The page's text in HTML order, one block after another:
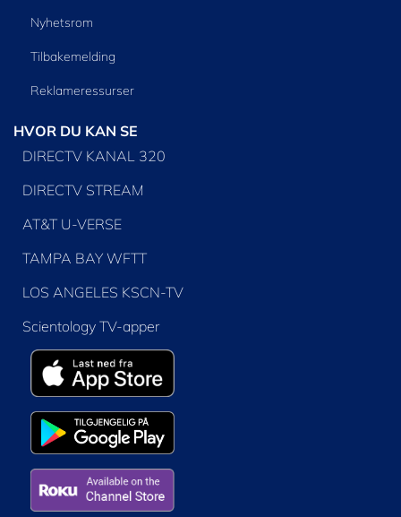
Nyhetsrom
Tilbakemelding
Reklameressurser
HVOR DU KAN SE
DIRECTV KANAL 320
DIRECTV STREAM
AT&T U-VERSE
TAMPA BAY WFTT
LOS ANGELES KSCN-TV
Scientology TV-apper